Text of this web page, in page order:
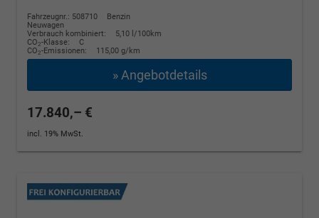
Fahrzeugnr.: 508710
Benzin
Neuwagen
Verbrauch kombiniert:
5,10 l/100km
CO2-Klasse:
C
CO2-Emissionen: 115,00 g/km
» Angebotdetails
17.840,– €
incl. 19% MwSt.